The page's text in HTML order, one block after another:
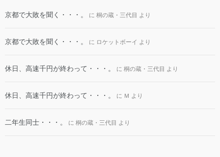
京都で大敗を聞く・・・。 に 桐の蔵・三代目 より
京都で大敗を聞く・・・。 に ロケットボーイ より
休日、高速千円が終わって・・・。 に 桐の蔵・三代目 より
休日、高速千円が終わって・・・。 に Ｍ より
二年生同士・・・。 に 桐の蔵・三代目 より